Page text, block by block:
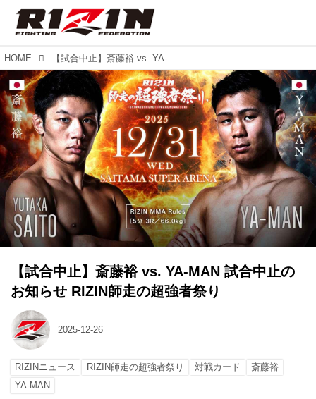
HOME 【試合中止】斎藤裕 vs. YA-MAN 試合中止のお知らせ RIZIN師走の超強者祭り
【試合中止】斎藤裕 vs. YA-MAN 試合中止の
お知らせ RIZIN師走の超強者祭り
2025-12-26
RIZINニュース RIZIN師走の超強者祭り 対戦カード
斎藤裕
YA-MAN